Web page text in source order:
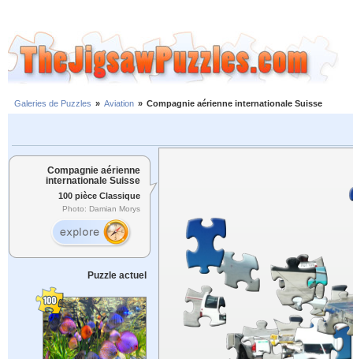
Galeries de Puzzles » Aviation » Compagnie aérienne internationale Suisse
Compagnie aérienne
internationale Suisse
100 pièce Classique
Photo: Damian Morys
Puzzle actuel